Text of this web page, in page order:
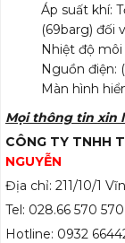
Áp suất khí:
(69barg) đối
Nhiệt độ môi
Nguồn điện:
Màn hình
Mọi thông tin xin
CÔNG TY TNHH
NGUYỄN
Địa chỉ: 211/10/1
Tel: 028.66 570
Hotline: 0932